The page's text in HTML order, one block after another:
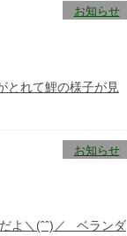
お知らせ
れて鯉の様子が見
お知らせ
よ＼(ˆˆ)／ ベランダ